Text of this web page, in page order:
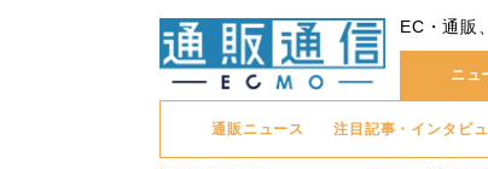
EC・通販
ニュ
通販ニュース 注目記事・インタビ